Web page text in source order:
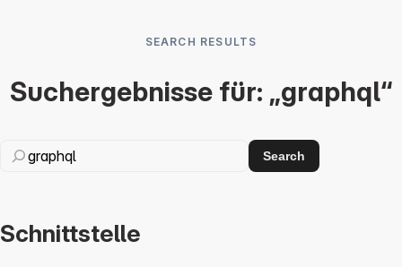
SEARCH RESULTS
Suchergebnisse für: „graphql“
Search
Schnittstelle